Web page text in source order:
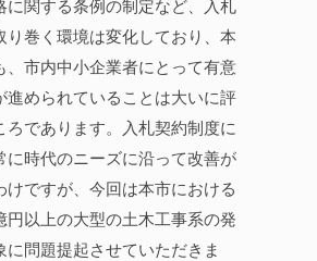
に関する条例の制定など、入札
り巻く環境は変化しており、本
、市内中小企業者にとって有意
進められていることは大いに評
ろであります。入札契約制度に
に時代のニーズに沿って改善が
けですが、今回は本市における
円以上の大型の土木工事系の発
に問題提起させていただきま